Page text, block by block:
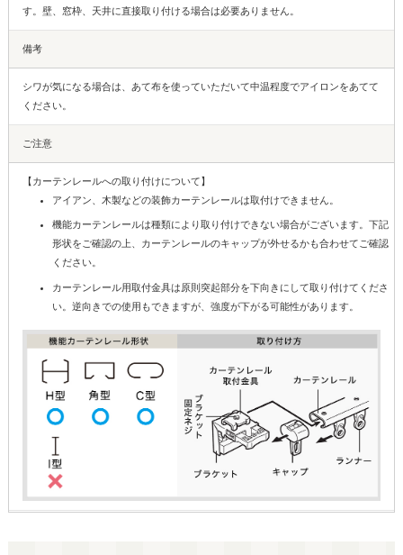
す。壁、窓枠、天井に直接取り付ける場合は必要ありません。
備考
シワが気になる場合は、あて布を使っていただいて中温程度でアイロンをあてて
ください。
ご注意
【カーテンレールへの取り付けについて】
アイアン、木製などの装飾カーテンレールは取付けできません。
機能カーテンレールは種類により取り付けできない場合がございます。下記
形状をご確認の上、カーテンレールのキャップが外せるかも合わせてご確認
ください。
カーテンレール用取付金具は原則突起部分を下向きにして取り付けてくださ
い。逆向きでの使用もできますが、強度が下がる可能性があります。